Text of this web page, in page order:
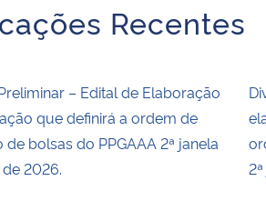
Recentes
– Edital de Elaboração
que definirá a ordem de
bolsas do PPGAAA 2ª janela
2026.